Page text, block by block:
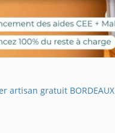
artisan gratuit BORDEAUX